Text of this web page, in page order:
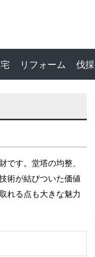
リフォーム 伐採
です。堂塔の均整、
術が結びついた価値
れる点も大きな魅力